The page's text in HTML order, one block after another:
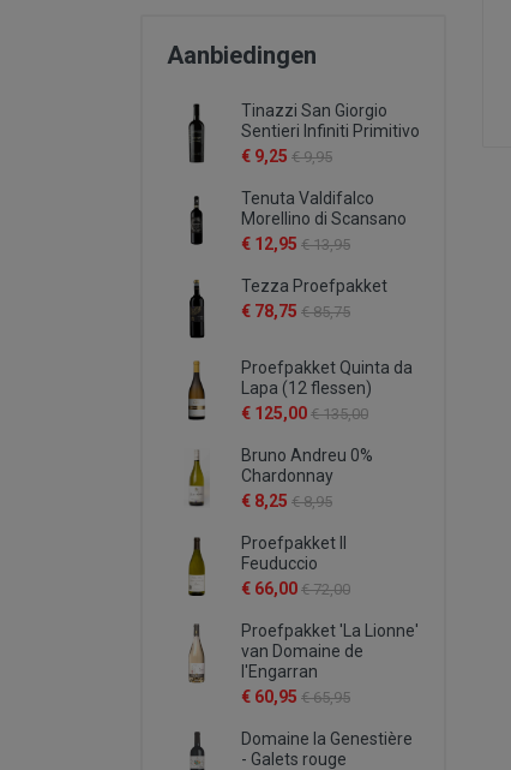
Aanbiedingen
Tinazzi San Giorgio
Sentieri Infiniti Primitivo
€ 9,25 € 9,95
Tenuta Valdifalco
Morellino di Scansano
€ 12,95 € 13,95
Tezza Proefpakket
€ 78,75 € 85,75
Proefpakket Quinta da
Lapa (12 flessen)
€ 125,00 € 135,00
Bruno Andreu 0%
Chardonnay
€ 8,25 € 8,95
Proefpakket Il
Feuduccio
€ 66,00 € 72,00
Proefpakket 'La Lionne'
van Domaine de
l'Engarran
€ 60,95 € 65,95
Domaine la Genestière
- Galets rouge